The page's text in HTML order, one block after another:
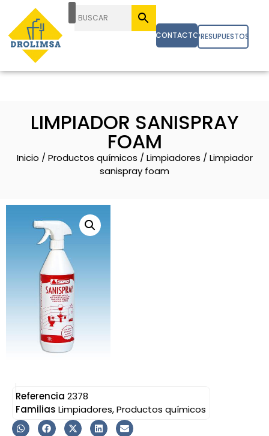
CONTACTOPRESUPUESTOS
LIMPIADOR SANISPRAY
FOAM
Inicio / Productos químicos / Limpiadores / Limpiador
sanispray foam
Referencia 2378
Familias Limpiadores,Productos químicos